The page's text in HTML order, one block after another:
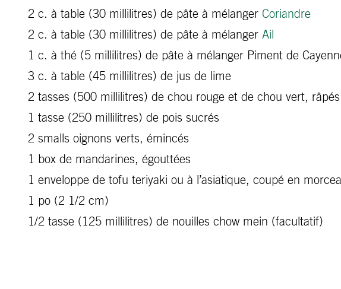
2 c. à table (30 millilitres) de pâte à mélanger Coriandre
2 c. à table (30 millilitres) de pâte à mélanger Ail
1 c. à thé (5 millilitres) de pâte à mélanger Piment de
3 c. à table (45 millilitres) de jus de lime
2 tasses (500 millilitres) de chou rouge et de chou vert, râpés
1 tasse (250 millilitres) de pois sucrés
2 smalls oignons verts, émincés
1 box de mandarines, égouttées
1 enveloppe de tofu teriyaki ou à l’asiatique, coupé en
1 po (2 1/2 cm)
1/2 tasse (125 millilitres) de nouilles chow mein (facultatif)